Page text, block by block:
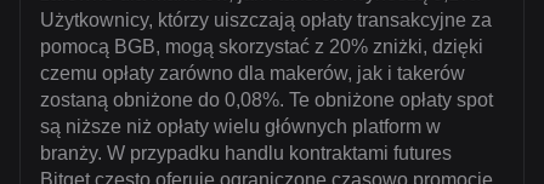
Użytkownicy, którzy uiszczają opłaty transakcyjne za
pomocą BGB, mogą skorzystać z 20% zniżki, dzięki
czemu opłaty zarówno dla makerów, jak i takerów
zostaną obniżone do 0,08%. Te obniżone opłaty spot
są niższe niż opłaty wielu głównych platform w
branży. W przypadku handlu kontraktami futures
Bitget często oferuje ograniczone czasowo promocje